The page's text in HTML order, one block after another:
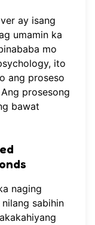
ay isang
umamin ka
mo
ito
ang proseso
prosesong
bawat
naging
sabihin